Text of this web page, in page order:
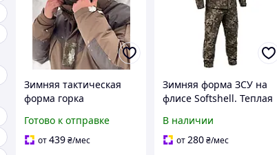
Зимняя тактическая
форма горка
теплая военная форма
комплект зимняя
Готово к отправке
от439₴/мес
Зимняя форма ЗСУ на
флисе Softshell. Теплая
зимний тактический
костюм
В наличии
от280₴/мес